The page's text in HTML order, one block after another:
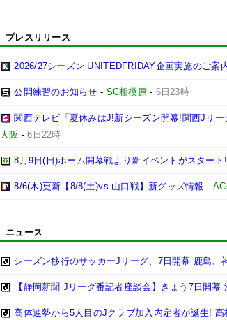
プレスリリース
2026/27シーズン UNITEDFRIDAY企画実施のご案
公開練習のお知らせ - SC相模原- 6日23時
関西テレビ「夏休みはJ!新シーズン開幕!関西Jリ
大阪 -6日22時
8月9日(日)ホーム開幕戦より新イベントがスタート!
8/6(木)更新【8/8(土)vs.山口戦】新グッズ情報 -
ニュース
シーズン移行のサッカーJリーグ、7日開幕 鹿島、
【静岡新聞 Jリーグ番記者座談会】きょう7日開
高体連勢から5人目のJクラブ加入内定者が誕生!